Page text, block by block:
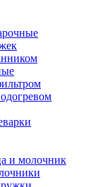
и молочник